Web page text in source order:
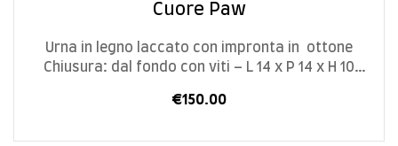
Cuore Paw
Urna in legno laccato con impronta in ottone
Chiusura: dal fondo con viti – L 14 x P 14 x H 10
€150.00